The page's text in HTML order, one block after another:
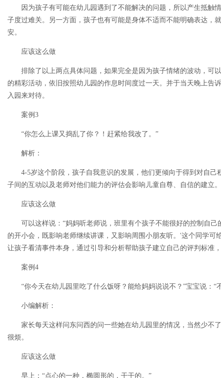
因为孩子有可能在幼儿园遇到了不能解决的问题，所以产生抵触
子度过难关。另一方面，孩子也有可能是身体不适而不能明确表达，
安。
应该这么做
排除了以上两点具体问题，如果完全是因为孩子情绪的波动，可
的精彩活动，依旧按照幼儿园的作息时间度过一天。并于当天晚上告
入园来对待。
案例3
“你怎么上课又捣乱了你？！赶紧给我改了。”
解析：
4-5岁这个阶段，孩子自我意识的发展，他们更倾向于得到对自
子间的互动以及老师对他们能力的评估会影响儿童自尊、自信的建立。
应该这么做
可以这样说：“妈妈听老师说，班里有个孩子不能很好的控制自
的开小会，既影响老师继续讲课，又影响周围小朋友听。'这个同学可
让孩子看清事件本身，通过引导和分析帮助孩子建立自己的评判标准
案例4
“你今天在幼儿园里吃了什么饭呀？能给妈妈说说不？”宝宝说：“
小编解析：
家长每天这样问东问西的问一些她在幼儿园里的情况，当然少不
很烦。
应该这么做
早上：“点心的一种，椭圆形的，干干的。”